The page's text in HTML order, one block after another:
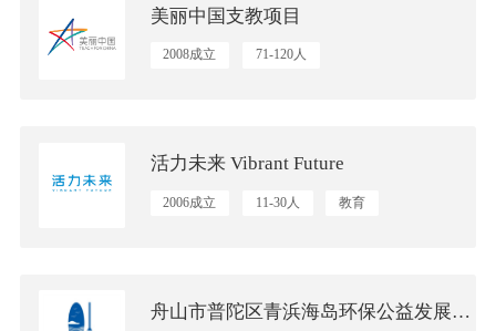
美丽中国支教项目
2008成立
71-120人
活力未来 Vibrant Future
2006成立 11-30人 教育
舟山市普陀区青浜海岛环保公益发展中心